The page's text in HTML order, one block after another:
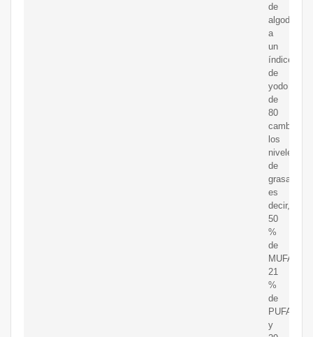
de
algodón
a
un
índice
de
yodo
de
80
cambia
los
niveles
de
grasa,
es
decir,
50
%
de
MUFA,
21
%
de
PUFA
y